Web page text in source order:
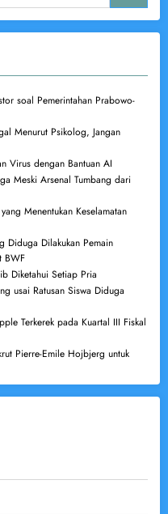
soal Pemerintahan Prabowo-
Menurut Psikolog, Jangan
Virus dengan Bantuan AI
Meski Arsenal Tumbang dari
Menentukan Keselamatan
Diduga Dilakukan Pemain
BWF
Diketahui Setiap Pria
usai Ratusan Siswa Diduga
Terkerek pada Kuartal III Fiskal
Pierre-Emile Hojbjerg untuk